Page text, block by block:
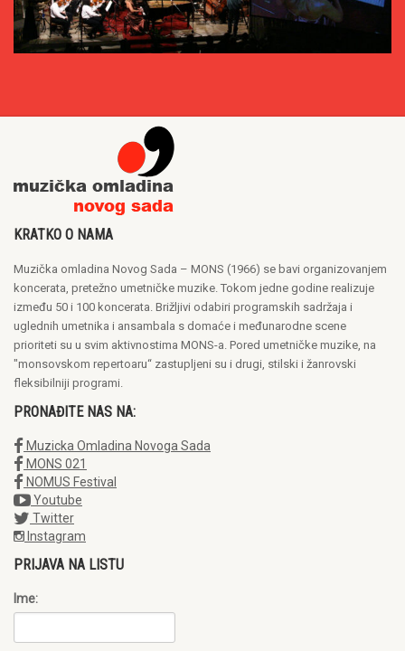
KRATKO O NAMA
Muzička omladina Novog Sada – MONS (1966) se bavi organizovanjem
koncerata, pretežno umetničke muzike. Tokom jedne godine realizuje
između 50 i 100 koncerata. Brižljivi odabiri programskih sadržaja i
uglednih umetnika i ansambala s domaće i međunarodne scene
prioriteti su u svim aktivnostima MONS-a. Pored umetničke muzike, na
"monsovskom repertoaru“ zastupljeni su i drugi, stilski i žanrovski
fleksibilniji programi.
PRONAĐITE NAS NA:
Muzicka Omladina Novoga Sada
MONS 021
NOMUS Festival
Youtube
Twitter
Instagram
PRIJAVA NA LISTU
Ime: